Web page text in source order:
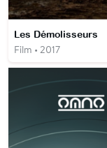
Les Démolisseurs
Film • 2017